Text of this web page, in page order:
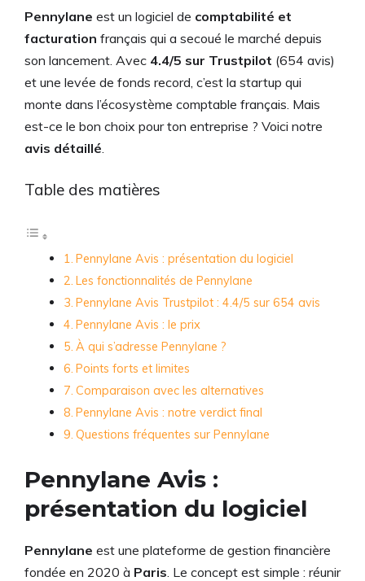
Pennylane est un logiciel de comptabilité et
facturation français qui a secoué le marché depuis
son lancement. Avec 4.4/5 sur Trustpilot (654 avis)
et une levée de fonds record, c’est la startup qui
monte dans l’écosystème comptable français. Mais
est-ce le bon choix pour ton entreprise ? Voici notre
avis détaillé.
Table des matières
Pennylane Avis : présentation du logiciel
Les fonctionnalités de Pennylane
Pennylane Avis Trustpilot : 4.4/5 sur 654 avis
Pennylane Avis : le prix
À qui s’adresse Pennylane ?
Points forts et limites
Comparaison avec les alternatives
Pennylane Avis : notre verdict final
Questions fréquentes sur Pennylane
Pennylane Avis :
présentation du logiciel
Pennylane est une plateforme de gestion financière
fondée en 2020 à Paris . Le concept est simple : réunir